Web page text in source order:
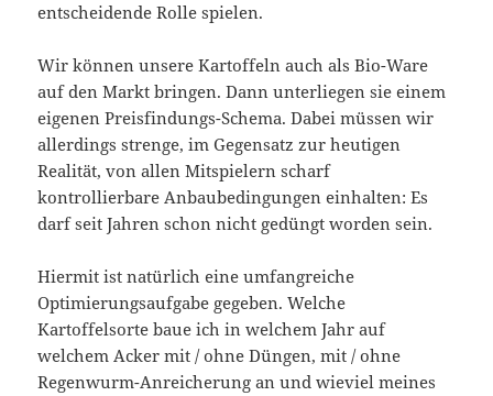
entscheidende Rolle spielen.
Wir können unsere Kartoffeln auch als Bio-Ware
auf den Markt bringen. Dann unterliegen sie einem
eigenen Preisfindungs-Schema. Dabei müssen wir
allerdings strenge, im Gegensatz zur heutigen
Realität, von allen Mitspielern scharf
kontrollierbare Anbaubedingungen einhalten: Es
darf seit Jahren schon nicht gedüngt worden sein.
Hiermit ist natürlich eine umfangreiche
Optimierungsaufgabe gegeben. Welche
Kartoffelsorte baue ich in welchem Jahr auf
welchem Acker mit / ohne Düngen, mit / ohne
Regenwurm-Anreicherung an und wieviel meines